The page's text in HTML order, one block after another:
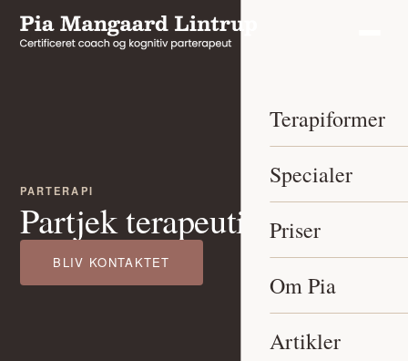
Terapiformer
Specialer
Priser
Om Pia
Artikler
PARTERAPI
Partjek terapeutisk forløb
BLIV KONTAKTET